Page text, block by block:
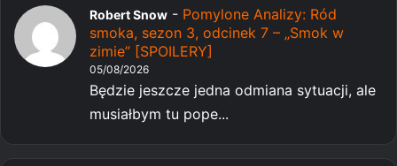
Robert Snow - Pomylone Analizy: Ród
smoka, sezon 3, odcinek 7 – „Smok w
zimie” [SPOILERY]
05/08/2026
Będzie jeszcze jedna odmiana sytuacji, ale
musiałbym tu pope...